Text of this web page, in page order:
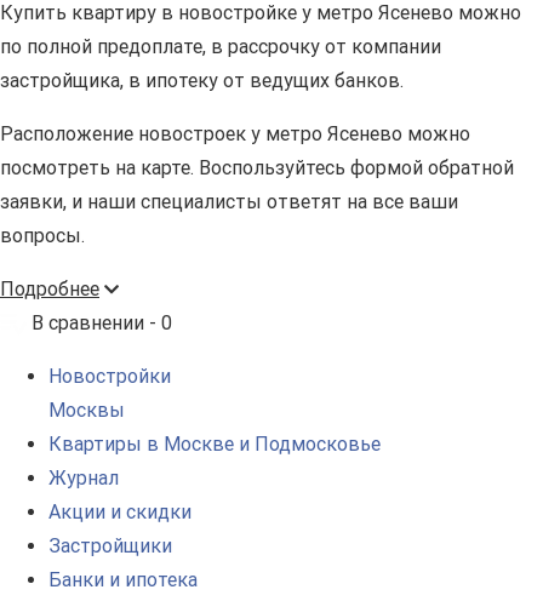
Купить квартиру в новостройке у метро Ясенево можно
по полной предоплате, в рассрочку от компании
застройщика, в ипотеку от ведущих банков.
Расположение новостроек у метро Ясенево можно
посмотреть на карте. Воспользуйтесь формой обратной
заявки, и наши специалисты ответят на все ваши
вопросы.
Подробнее
В сравнении - 0
Новостройки
Москвы
Квартиры в Москве и Подмосковье
Журнал
Акции и скидки
Застройщики
Банки и ипотека